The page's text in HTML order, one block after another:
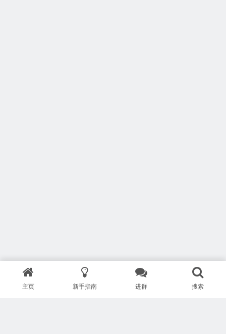
主页 新手指南 进群 搜索